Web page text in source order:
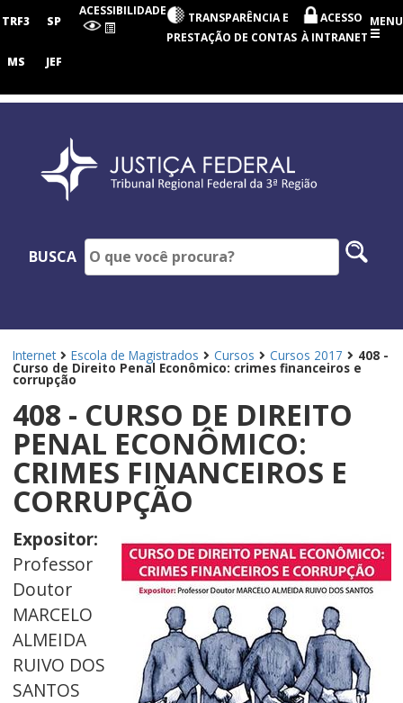
Regional
3ª
TRF3 SP
MS JEF
ACESSIBILIDADE
TRANSPARÊNCIA E
PRESTAÇÃO DE CONTAS
ACESSO
À INTRANET
MENU
BUSCA
Internet Escola de Magistrados Cursos Cursos 2017 408 -
Curso de Direito Penal Econômico: crimes financeiros e
corrupção
408 - CURSO DE DIREITO
PENAL ECONÔMICO:
CRIMES FINANCEIROS E
CORRUPÇÃO
Expositor:
Professor
Doutor
MARCELO
ALMEIDA
RUIVO DOS
SANTOS